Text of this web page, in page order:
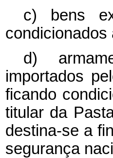
c) bens
condicionados
d)
importados
ficando
titular da
destina-se a
segurança